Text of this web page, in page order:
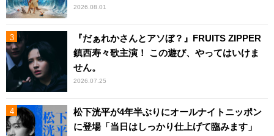
2026.08.01
『だぁれかさんとアソぼ？』FRUITS ZIPPER
鎮西寿々歌主演！ この遊び、やってはいけま
せん。
2026.07.25
松下洸平が4年半ぶりにオールナイトニッポン
に登場「当日はしっかり仕上げて臨みます」